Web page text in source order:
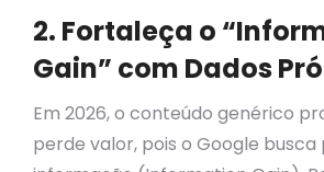
2. Fortaleça o
Gain” com Dados
Em 2026, o conteúdo genérico
perde valor, pois o Google busca